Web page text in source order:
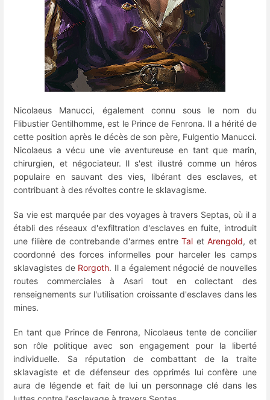
Nicolaeus Manucci, également connu sous le nom du
Flibustier Gentilhomme, est le Prince de Fenrona. Il a hérité de
cette position après le décès de son père, Fulgentio Manucci.
Nicolaeus a vécu une vie aventureuse en tant que marin,
chirurgien, et négociateur. Il s'est illustré comme un héros
populaire en sauvant des vies, libérant des esclaves, et
contribuant à des révoltes contre le sklavagisme.
Sa vie est marquée par des voyages à travers Septas, où il a
établi des réseaux d'exfiltration d'esclaves en fuite, introduit
une filière de contrebande d'armes entreTal etArengold, et
coordonné des forces informelles pour harceler les camps
sklavagistes de Rorgoth. Il a également négocié de nouvelles
routes commerciales à Asari tout en collectant des
renseignements sur l'utilisation croissante d'esclaves dans les
mines.
En tant que Prince de Fenrona, Nicolaeus tente de concilier
son rôle politique avec son engagement pour la liberté
individuelle. Sa réputation de combattant de la traite
sklavagiste et de défenseur des opprimés lui confère une
aura de légende et fait de lui un personnage clé dans les